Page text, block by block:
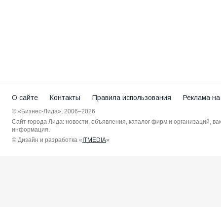
О сайте Контакты Правила использования Реклама
© «Бизнес-Лида», 2006–2026
Сайт города Лида: новости, объявления, каталог фирм и организаций,
информация.
© Дизайн и разработка « ITMEDIA»